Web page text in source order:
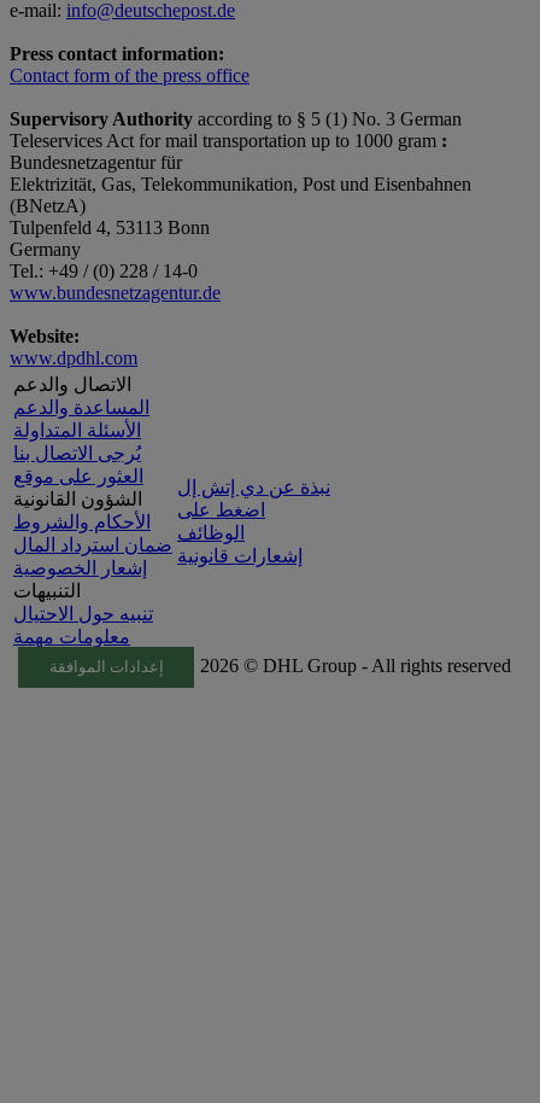
e-mail: info@deutschepost.de
Press contact information:
Contact form of the press office
Supervisory Authority according to § 5 (1) No. 3 German
Teleservices Act for mail transportation up to 1000 gram :
Bundesnetzagentur für
Elektrizität, Gas, Telekommunikation, Post und Eisenbahnen
(BNetzA)
Tulpenfeld 4, 53113 Bonn
Germany
Tel.: +49 / (0) 228 / 14-0
www.bundesnetzagentur.de
Website:
www.dpdhl.com
المساعدة والدعم
الأسئلة المتداولة
يُرجى الاتصال بنا
العثور على موقع
الشؤون القانونية
الأحكام والشروط
ضمان استرداد المال
إشعار الخصوصية
التنبيهات
تنبيه حول الاحتيال
معلومات مهمة
نبذة عن دي إتش إل
اضغط على
الوظائف
إشعارات قانونية
إعدادات الموافقة 2026 © DHL Group - All rights reserved